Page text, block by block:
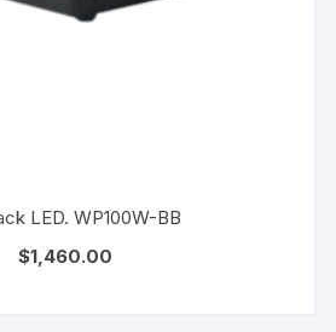
LED. WP100W-BB
$1,460.00